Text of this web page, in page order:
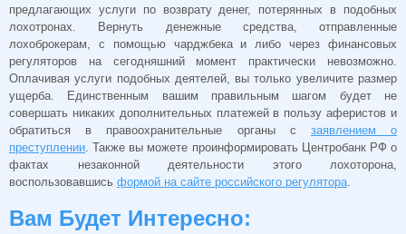
предлагающих услуги по возврату денег, потерянных в подобных
лохотронах. Вернуть денежные средства, отправленные
лохоброкерам, с помощью чарджбека и либо через финансовых
регуляторов на сегодняшний момент практически невозможно.
Оплачивая услуги подобных деятелей, вы только увеличите размер
ущерба. Единственным вашим правильным шагом будет не
совершать никаких дополнительных платежей в пользу аферистов и
обратиться в правоохранительные органы с заявлением о
преступлении . Также вы можете проинформировать Центробанк РФ о
фактах незаконной деятельности этого лохоторона,
воспользовавшись формой на сайте российского регулятора
Вам Будет Интересно: